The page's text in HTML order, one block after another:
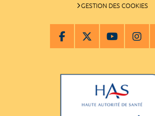
GESTION DES COOKIES